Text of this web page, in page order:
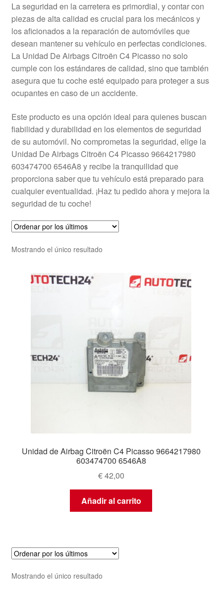
Política de privacidad
Procedimiento de Reclamación
Queja
Sobre nosotros
Términos y Condiciones
Transporte
La seguridad en la carretera es primordial, y contar con
piezas de alta calidad es crucial para los mecánicos y
los aficionados a la reparación de automóviles que
desean mantener su vehículo en perfectas condiciones.
La Unidad De Airbags Citroën C4 Picasso no solo
cumple con los estándares de calidad, sino que también
asegura que tu coche esté equipado para proteger a sus
ocupantes en caso de un accidente.
Este producto es una opción ideal para quienes buscan
fiabilidad y durabilidad en los elementos de seguridad
de su automóvil. No comprometas la seguridad, elige la
Unidad De Airbags Citroën C4 Picasso 9664217980
603474700 6546A8 y recibe la tranquilidad que
proporciona saber que tu vehículo está preparado para
cualquier eventualidad. ¡Haz tu pedido ahora y mejora la
seguridad de tu coche!
Mostrando el único resultado
Unidad de Airbag Citroën C4 Picasso 9664217980
603474700 6546A8
€42,00
Añadir al carrito
Mostrando el único resultado